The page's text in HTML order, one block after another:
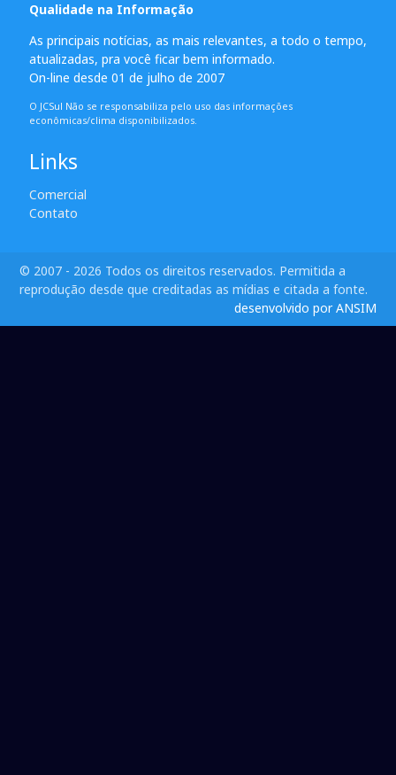
Qualidade na Informação
As principais notícias, as mais relevantes, a todo o tempo,
atualizadas, pra você ficar bem informado.
On-line desde 01 de julho de 2007
O JCSul Não se responsabiliza pelo uso das informações
econômicas/clima disponibilizados.
Links
Comercial
Contato
© 2007 - 2026 Todos os direitos reservados. Permitida a
reprodução desde que creditadas as mídias e citada a fonte.
desenvolvido por ANSIM